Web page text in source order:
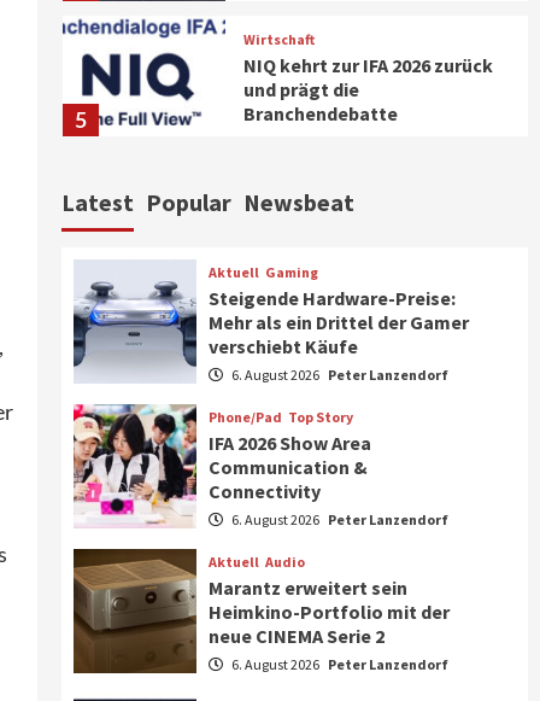
5
Wirtschaft
NIQ kehrt zur IFA 2026 zurück
und prägt die
Branchendebatte
6
CHERRY baut Vertriebsteam
7
Smart Living Top Story
Verbraucher setzen immer
mehr auf Klimageräte und
Ventilatoren
1
Aktuell Gaming
Steigende Hardware-Preise:
Mehr als ein Drittel der
Gamer verschiebt Käufe
Phone/Pad Top Story
IFA 2026 Show Area
Communication &
Connectivity
Latest Popular Newsbeat
Aktuell Gaming
Steigende Hardware-Preise:
Mehr als ein Drittel der Gamer
verschiebt Käufe
6. August 2026 Peter Lanzendorf
Phone/Pad Top Story
IFA 2026 Show Area
Communication &
Connectivity
6. August 2026 Peter Lanzendorf
Aktuell Audio
Marantz erweitert sein
Heimkino-Portfolio mit der
neue CINEMA Serie 2
6. August 2026 Peter Lanzendorf